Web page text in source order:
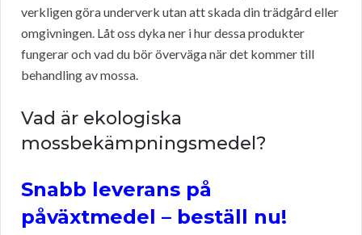
verkligen göra underverk utan att skada din trädgård eller
omgivningen. Låt oss dyka ner i hur dessa produkter
fungerar och vad du bör överväga när det kommer till
behandling av mossa.
Vad är ekologiska
mossbekämpningsmedel?
Snabb leverans på
påväxtmedel – beställ nu!